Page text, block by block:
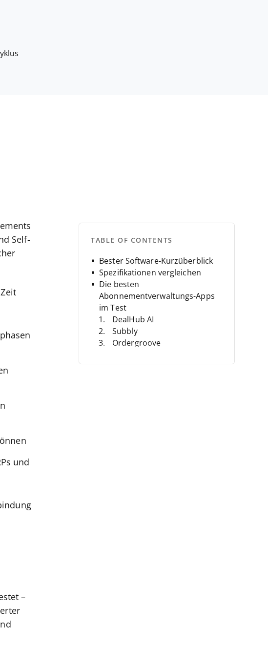
Self-
und
–
TABLE OF CONTENTS
Bester Software-Kurzüberblick
Spezifikationen vergleichen
Die besten
Abonnementverwaltungs-Apps
im Test
DealHub AI
Subbly
Ordergroove
Zoho Subscriptions